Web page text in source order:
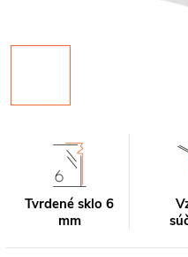
Tvrdené sklo 6
mm